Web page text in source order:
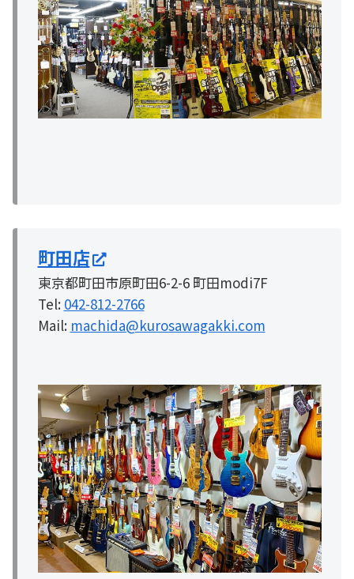
町田店
東京都町田市原町田6-2-6 町田modi7F
Tel: 042-812-2766
Mail: machida@kurosawagakki.com